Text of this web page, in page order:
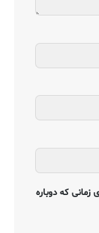
زمانی که دوباره